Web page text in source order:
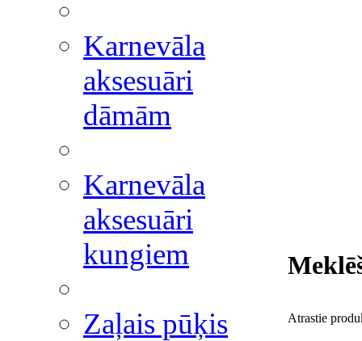
Karnevāla
aksesuāri
dāmām
Karnevāla
aksesuāri
kungiem
Zaļais pūķis Atrastie